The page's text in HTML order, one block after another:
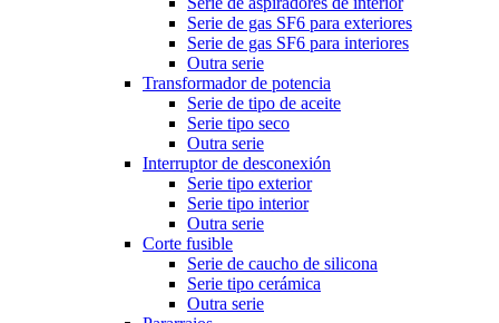
Serie de gas SF6 para exteriores
Serie de gas SF6 para interiores
Outra serie
Transformador de potencia
Serie de tipo de aceite
Serie tipo seco
Outra serie
Interruptor de desconexión
Serie tipo exterior
Serie tipo interior
Outra serie
Corte fusible
Serie de caucho de silicona
Serie tipo cerámica
Outra serie